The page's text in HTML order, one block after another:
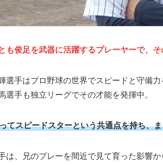
も俊足を武器に活躍するプレーヤーで、
選手はプロ野球の世界でスピードと守備
選手も独立リーグでその才能を発揮中。
てスピードスターという共通点を持ち、
は、兄のプレーを間近で見て育った影響